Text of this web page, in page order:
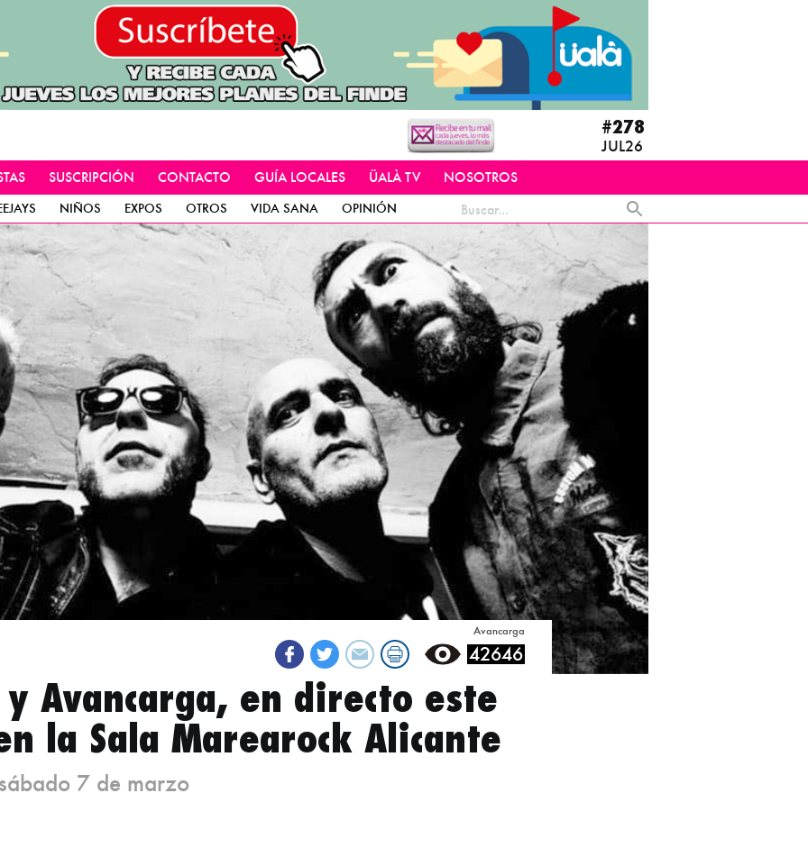
#278
JUL26
NIÑOS EXPOS OTROS VIDA SANA OPINIÓN
SUSCRIPCIÓN CONTACTO GUÍA LOCALES ÜALÀ TV NOSOTROS
Avancarga
y Avancarga, en directo este
la Sala Marearock Alicante
7 de marzo
42646